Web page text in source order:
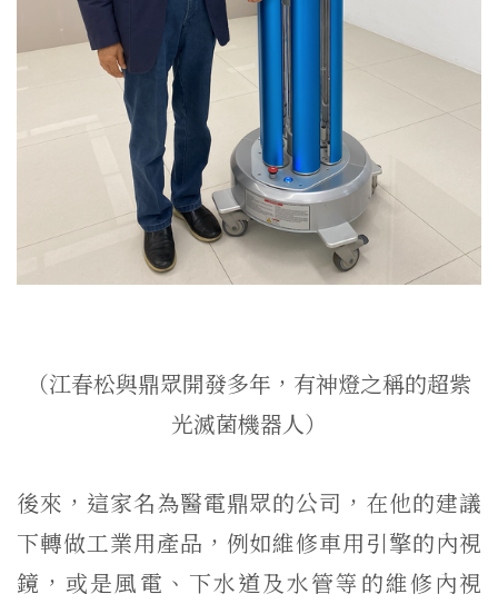
（江春松與鼎眾開發多年，有神燈之稱的超紫
光滅菌機器人）
後來，這家名為醫電鼎眾的公司，在他的建議
下轉做工業用產品，例如維修車用引擎的內視
鏡，或是風電、下水道及水管等的維修內視